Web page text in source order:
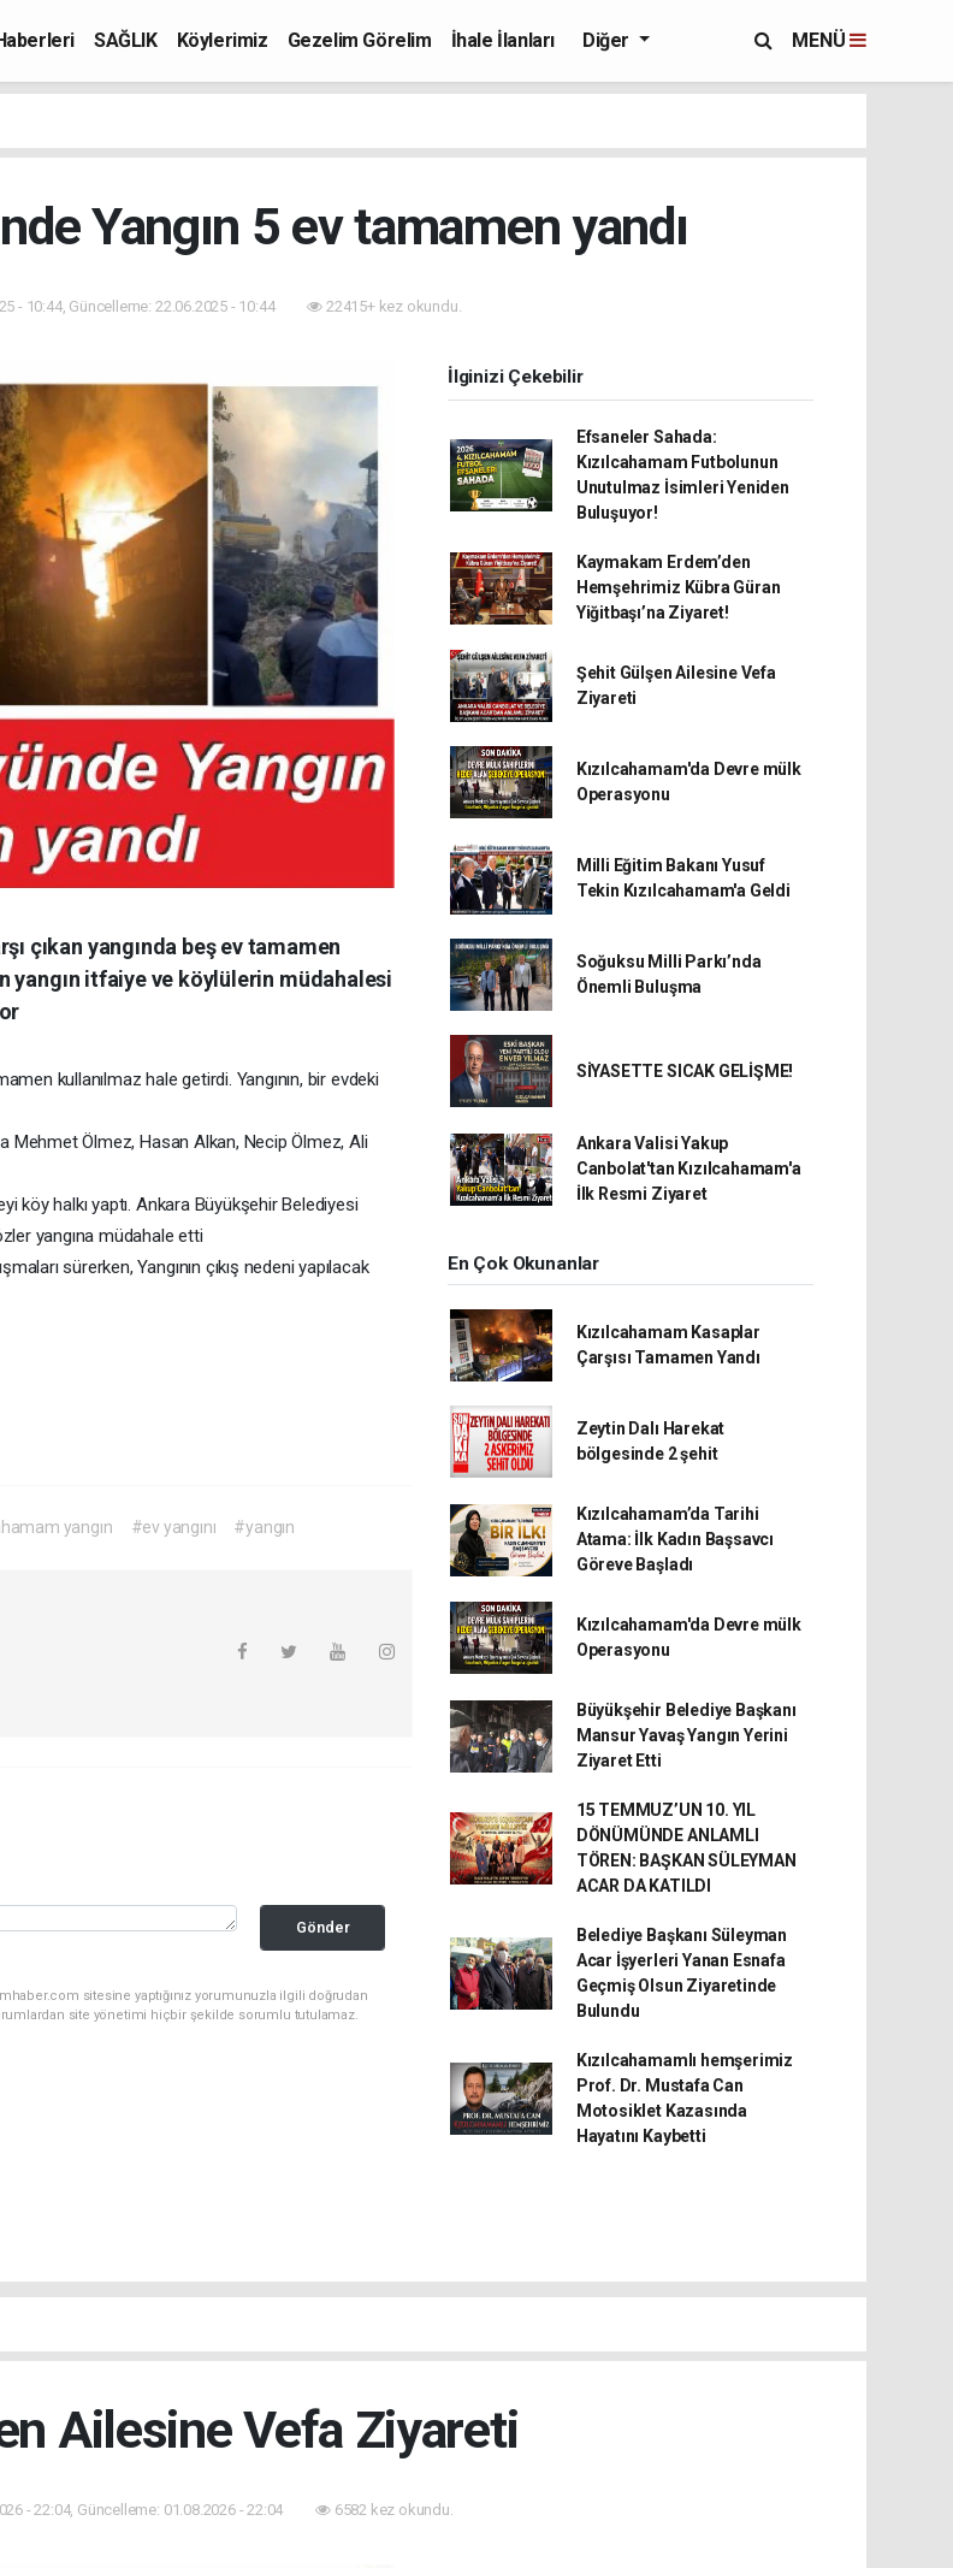
SAĞLIK Köylerimiz Gezelim Görelim
İhale İlanları
Diğer MENÜ
Yangın 5 ev tamamen yandı
- 10:44, Güncelleme: 22.06.2025 - 10:44 22415+ kez okundu.
çıkan yangında beş ev tamamen
yangın itfaiye ve köylülerin müdahalesi
kullanılmaz hale getirdi. Yangının, bir evdeki
Mehmet Ölmez, Hasan Alkan, Necip Ölmez, Ali
köy halkı yaptı. Ankara Büyükşehir Belediyesi
yangına müdahale etti
sürerken, Yangının çıkış nedeni yapılacak
yangın #ev yangını #yangın
Gönder
sitesine yaptığınız yorumunuzla ilgili doğrudan
site yönetimi hiçbir şekilde sorumlu tutulamaz.
İlginizi Çekebilir
Efsaneler Sahada:
Kızılcahamam Futbolunun
Unutulmaz İsimleri Yeniden
Buluşuyor!
Kaymakam Erdem’den
Hemşehrimiz Kübra Güran
Yiğitbaşı’na Ziyaret!
Şehit Gülşen Ailesine Vefa
Ziyareti
Kızılcahamam'da Devre mülk
Operasyonu
Milli Eğitim Bakanı Yusuf
Tekin Kızılcahamam'a Geldi
Soğuksu Milli Parkı’nda
Önemli Buluşma
SİYASETTE SICAK GELİŞME!
Ankara Valisi Yakup
Canbolat'tan Kızılcahamam'a
İlk Resmi Ziyaret
En Çok Okunanlar
Kızılcahamam Kasaplar
Çarşısı Tamamen Yandı
Zeytin Dalı Harekat
bölgesinde 2 şehit
Kızılcahamam’da Tarihi
Atama: İlk Kadın Başsavcı
Göreve Başladı
Kızılcahamam'da Devre mülk
Operasyonu
Büyükşehir Belediye Başkanı
Mansur Yavaş Yangın Yerini
Ziyaret Etti
15 TEMMUZ’UN 10. YIL
DÖNÜMÜNDE ANLAMLI
TÖREN: BAŞKAN SÜLEYMAN
ACAR DA KATILDI
Belediye Başkanı Süleyman
Acar İşyerleri Yanan Esnafa
Geçmiş Olsun Ziyaretinde
Bulundu
Kızılcahamamlı hemşerimiz
Prof. Dr. Mustafa Can
Motosiklet Kazasında
Hayatını Kaybetti
Ailesine Vefa Ziyareti
- 22:04, Güncelleme: 01.08.2026 - 22:04 6582 kez okundu.